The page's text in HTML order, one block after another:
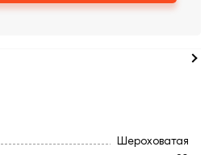
Шероховатая